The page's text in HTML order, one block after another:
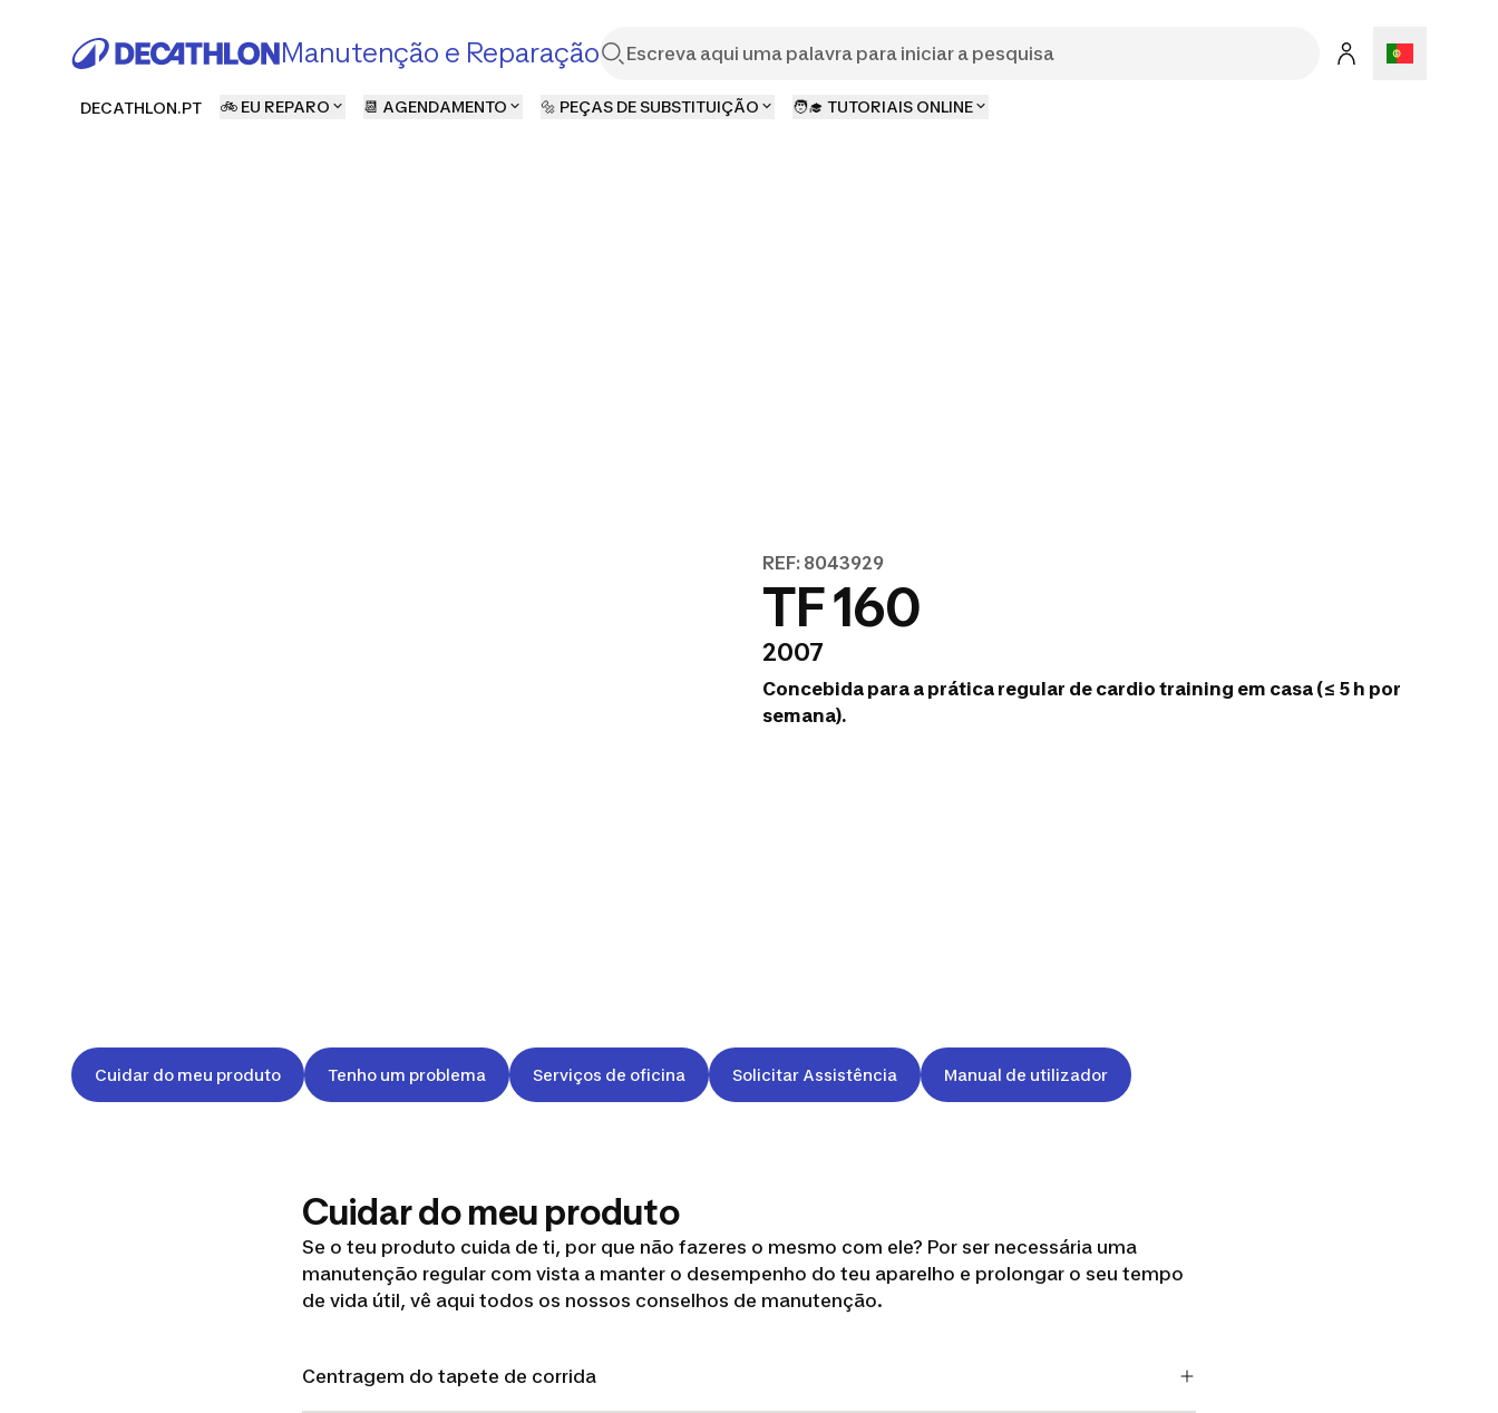
Manutenção e Reparação
DECATHLON.PT 🚲 EU REPARO 📆 AGENDAMENTO 🔩 PEÇAS DE SUBSTITUIÇÃO 🧑‍🎓 TUTORIAIS ONLINE
REF: 8043929
TF 160
2007
Concebida para a prática regular de cardio training em casa (≤ 5 h por
semana).
Cuidar do meu produto Tenho um problema Serviços de oficina Solicitar Assistência Manual de utilizador
Cuidar do meu produto
Se o teu produto cuida de ti, por que não fazeres o mesmo com ele? Por ser necessária uma
manutenção regular com vista a manter o desempenho do teu aparelho e prolongar o seu tempo
de vida útil, vê aqui todos os nossos conselhos de manutenção.
Centragem do tapete de corrida